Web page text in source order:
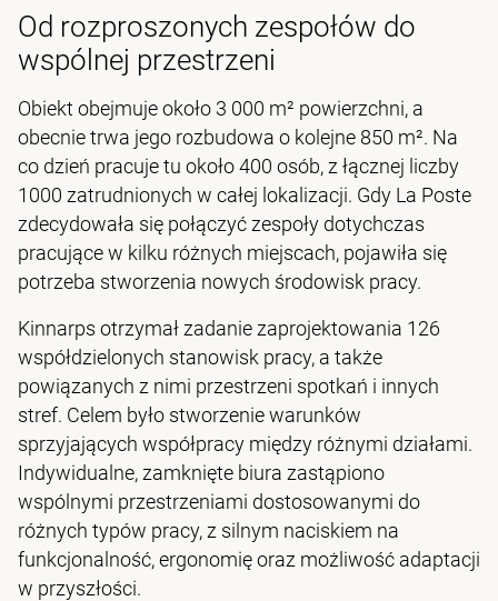
Od rozproszonych zespołów do
wspólnej przestrzeni
Obiekt obejmuje około 3 000 m² powierzchni, a
obecnie trwa jego rozbudowa o kolejne 850 m². Na
co dzień pracuje tu około 400 osób, z łącznej liczby
1000 zatrudnionych w całej lokalizacji. Gdy La Poste
zdecydowała się połączyć zespoły dotychczas
pracujące w kilku różnych miejscach, pojawiła się
potrzeba stworzenia nowych środowisk pracy.
Kinnarps otrzymał zadanie zaprojektowania 126
współdzielonych stanowisk pracy, a także
powiązanych z nimi przestrzeni spotkań i innych
stref. Celem było stworzenie warunków
sprzyjających współpracy między różnymi działami.
Indywidualne, zamknięte biura zastąpiono
wspólnymi przestrzeniami dostosowanymi do
różnych typów pracy, z silnym naciskiem na
funkcjonalność, ergonomię oraz możliwość adaptacji
w przyszłości.